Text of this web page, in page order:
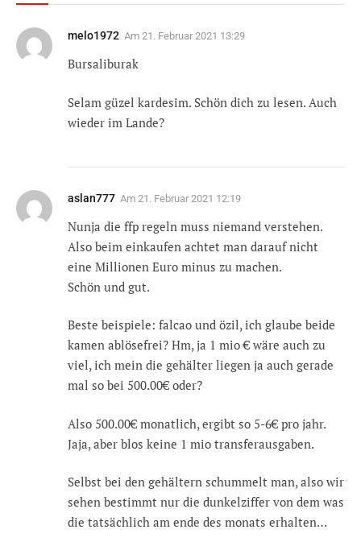
melo1972 Am 21. Februar 2021 13:29
Bursaliburak
Selam güzel kardesim. Schön dich zu lesen. Auch
wieder im Lande?
aslan777 Am 21. Februar 2021 12:19
Nunja die ffp regeln muss niemand verstehen.
Also beim einkaufen achtet man darauf nicht
eine Millionen Euro minus zu machen.
Schön und gut.
Beste beispiele: falcao und özil, ich glaube beide
kamen ablösefrei? Hm, ja 1 mio € wäre auch zu
viel, ich mein die gehälter liegen ja auch gerade
mal so bei 500.00€ oder?
Also 500.00€ monatlich, ergibt so 5-6€ pro jahr.
Jaja, aber blos keine 1 mio transferausgaben.
Selbst bei den gehältern schummelt man, also wir
sehen bestimmt nur die dunkelziffer von dem was
die tatsächlich am ende des monats erhalten…